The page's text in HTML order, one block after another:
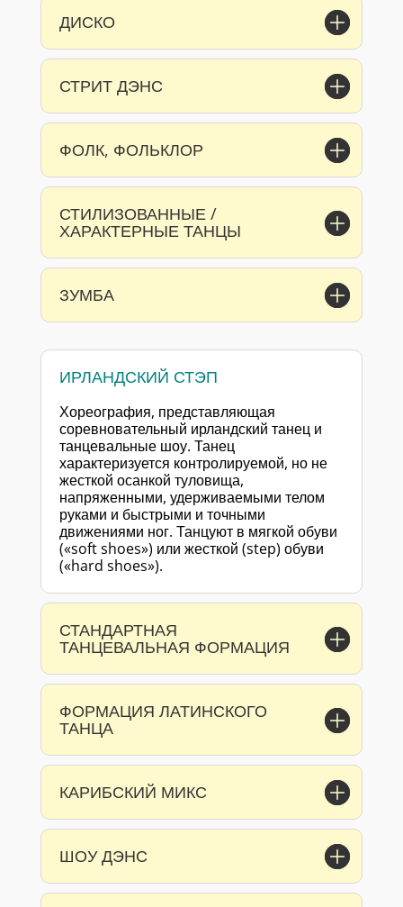
ДИСКО
СТРИТ ДЭНС
ФОЛК, ФОЛЬКЛОР
СТИЛИЗОВАННЫЕ /
ХАРАКТЕРНЫЕ ТАНЦЫ
ЗУМБА
ИРЛАНДСКИЙ СТЭП
Хореография, представляющая
соревновательный ирландский танец и
танцевальные шоу. Танец
характеризуется контролируемой, но не
жесткой осанкой туловища,
напряженными, удерживаемыми телом
руками и быстрыми и точными
движениями ног. Танцуют в мягкой обуви
(«soft shoes») или жесткой (step) обуви
(«hard shoes»).
СТАНДАРТНАЯ
ТАНЦЕВАЛЬНАЯ ФОРМАЦИЯ
ФОРМАЦИЯ ЛАТИНСКОГО
ТАНЦА
КАРИБСКИЙ МИКС
ШОУ ДЭНС